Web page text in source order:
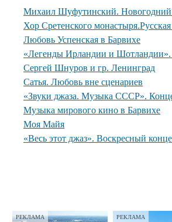
Михаил Шуфутинский. Новогодний
Хор Сретенского монастыря.Русская
Любовь Успенская в Барвихе
«Легенды Ирландии и
Сергей Шнуров и гр. Ленинград
Сатья. Любовь вне сценариев
«Звуки джаза. Музыка СССР».
Музыка мирового кино в Барвихе
Моя Майя
«Весь этот джаз». Воскресный
РЕКЛАМА РЕКЛАМА